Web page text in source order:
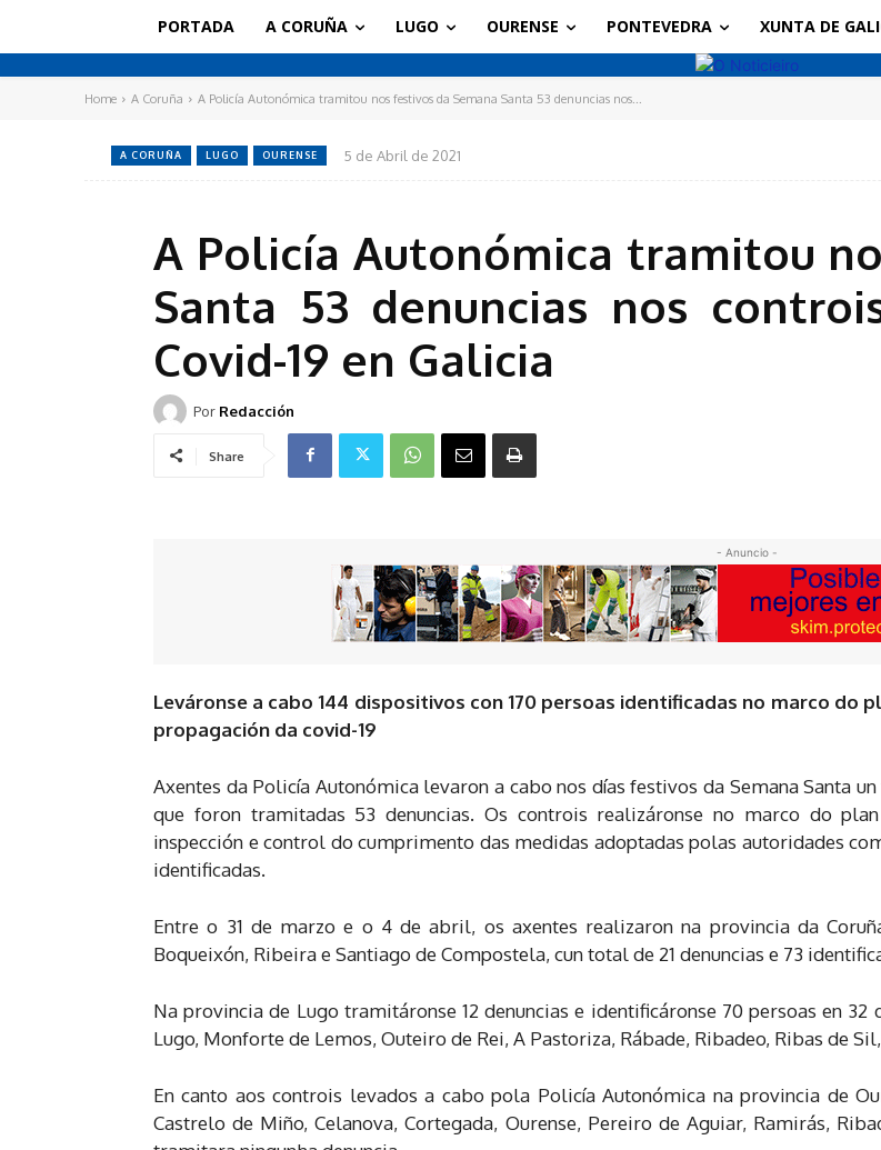
PORTADA A CORUÑA LUGO OURENSE PONTEVEDRA XUNTA DE
Home A Coruña A Policía Autonómica tramitou nos festivos da Semana Santa 53 denuncias nos...
A CORUÑA LUGO OURENSE 5 de Abril de 2021
A Policía Autonómica tramitou
Santa 53 denuncias nos
Covid-19 en Galicia
Por Redacción
Share
- Anuncio -
Leváronse a cabo 144 dispositivos con 170 persoas identificadas no marco do
propagación da covid-19
Axentes da Policía Autonómica levaron a cabo nos días festivos da Semana Santa
que foron tramitadas 53 denuncias. Os controis realizáronse no marco do
inspección e control do cumprimento das medidas adoptadas polas autoridades
identificadas.
Entre o 31 de marzo e o 4 de abril, os axentes realizaron na provincia da
Boqueixón, Ribeira e Santiago de Compostela, cun total de 21 denuncias e 73
Na provincia de Lugo tramitáronse 12 denuncias e identificáronse 70 persoas en
Lugo, Monforte de Lemos, Outeiro de Rei, A Pastoriza, Rábade, Ribadeo, Ribas de
En canto aos controis levados a cabo pola Policía Autonómica na provincia de
Castrelo de Miño, Celanova, Cortegada, Ourense, Pereiro de Aguiar, Ramirás,